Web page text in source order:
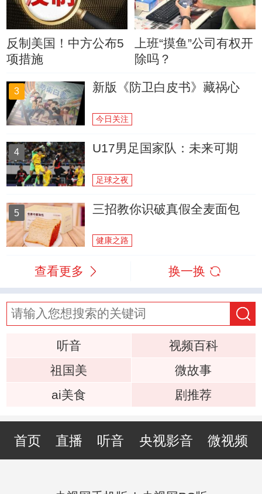
反制美国！中方公布5
项措施
上班“摸鱼”公司有权开
除吗？
3 新版《防卫白皮书》藏祸心
今日关注
4 U17男足国家队：未来可期
足球之夜
5 三招教你识破真假全麦面包
健康之路
查看更多 换一换
听音
视频百科
祖国美
微故事
ai美食
剧推荐
首页 直播 听音 央视影音 微视频